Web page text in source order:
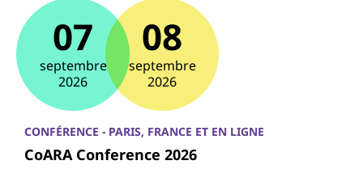
07
septembre
2026
08
septembre
2026
CONFÉRENCE - PARIS, FRANCE ET EN LIGNE
CoARA Conference 2026